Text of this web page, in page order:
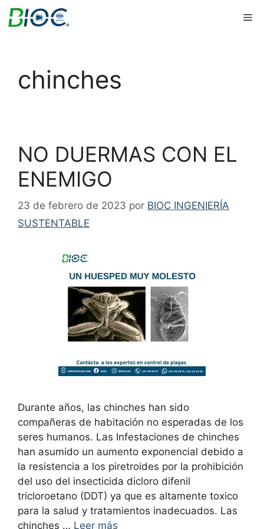
Saltar
chinches
NO DUERMAS CON EL
ENEMIGO
23 de febrero de 2023 por BIOC INGENIERÍA
SUSTENTABLE
Durante años, las chinches han sido
compañeras de habitación no esperadas de los
seres humanos. Las Infestaciones de chinches
han asumido un aumento exponencial debido a
la resistencia a los piretroides por la prohibición
del uso del insecticida dicloro difenil
tricloroetano (DDT) ya que es altamente toxico
para la salud y tratamientos inadecuados. Las
chinches … Leer más